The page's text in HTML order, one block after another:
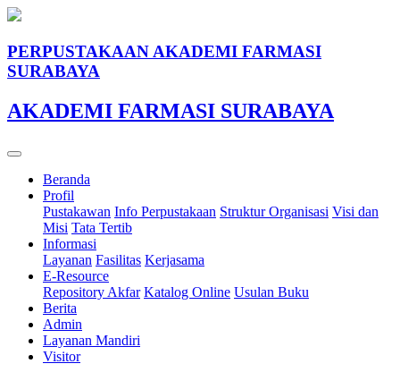
PERPUSTAKAAN AKADEMI FARMASI
SURABAYA
AKADEMI FARMASI SURABAYA
Beranda
Profil
Pustakawan Info Perpustakaan Struktur Organisasi Visi dan
Misi Tata Tertib
Informasi
Layanan Fasilitas Kerjasama
E-Resource
Repository Akfar Katalog Online Usulan Buku
Berita
Admin
Layanan Mandiri
Visitor